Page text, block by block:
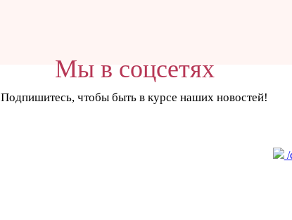
Мы в соцсетях
Подпишитесь, чтобы быть в курсе наших новостей!
/